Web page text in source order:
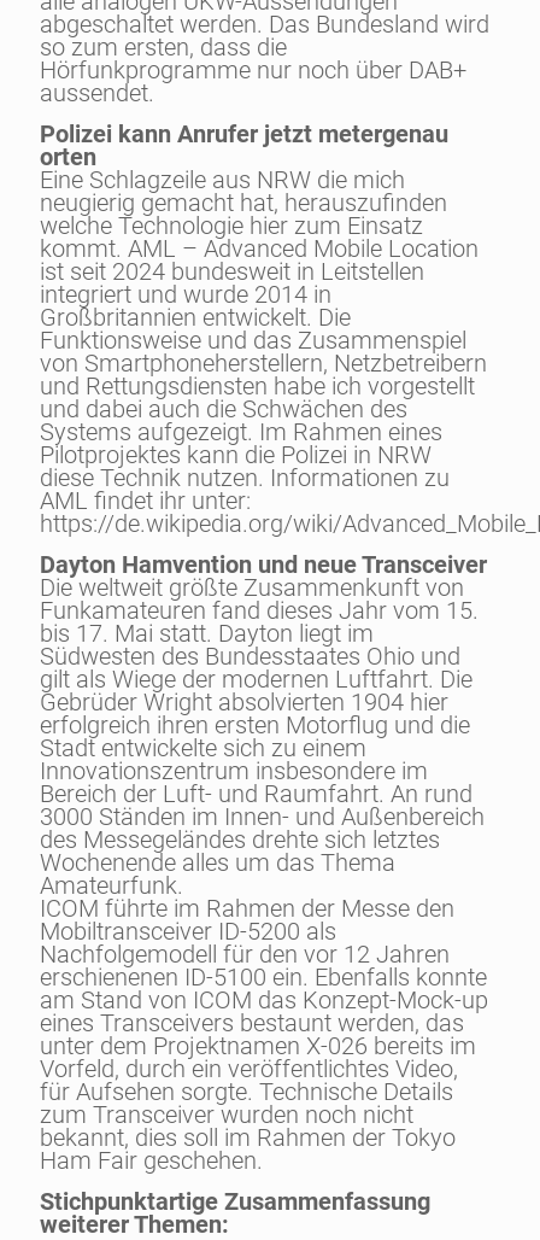
abgeschaltet werden. Das Bundesland wird
so zum ersten, dass die
Hörfunkprogramme nur noch über DAB+
aussendet.
Polizei kann Anrufer jetzt metergenau
orten
Eine Schlagzeile aus NRW die mich
neugierig gemacht hat, herauszufinden
welche Technologie hier zum Einsatz
kommt. AML – Advanced Mobile Location
ist seit 2024 bundesweit in Leitstellen
integriert und wurde 2014 in
Großbritannien entwickelt. Die
Funktionsweise und das Zusammenspiel
von Smartphoneherstellern, Netzbetreibern
und Rettungsdiensten habe ich vorgestellt
und dabei auch die Schwächen des
Systems aufgezeigt. Im Rahmen eines
Pilotprojektes kann die Polizei in NRW
diese Technik nutzen. Informationen zu
AML findet ihr unter:
https://de.wikipedia.org/wiki/
Dayton Hamvention und neue Transceiver
Die weltweit größte Zusammenkunft von
Funkamateuren fand dieses Jahr vom 15.
bis 17. Mai statt. Dayton liegt im
Südwesten des Bundesstaates Ohio und
gilt als Wiege der modernen Luftfahrt. Die
Gebrüder Wright absolvierten 1904 hier
erfolgreich ihren ersten Motorflug und die
Stadt entwickelte sich zu einem
Innovationszentrum insbesondere im
Bereich der Luft- und Raumfahrt. An rund
3000 Ständen im Innen- und Außenbereich
des Messegeländes drehte sich letztes
Wochenende alles um das Thema
Amateurfunk.
ICOM führte im Rahmen der Messe den
Mobiltransceiver ID-5200 als
Nachfolgemodell für den vor 12 Jahren
erschienenen ID-5100 ein. Ebenfalls konnte
am Stand von ICOM das Konzept-Mock-up
eines Transceivers bestaunt werden, das
unter dem Projektnamen X-026 bereits im
Vorfeld, durch ein veröffentlichtes Video,
für Aufsehen sorgte. Technische Details
zum Transceiver wurden noch nicht
bekannt, dies soll im Rahmen der Tokyo
Ham Fair geschehen.
Stichpunktartige Zusammenfassung
weiterer Themen: